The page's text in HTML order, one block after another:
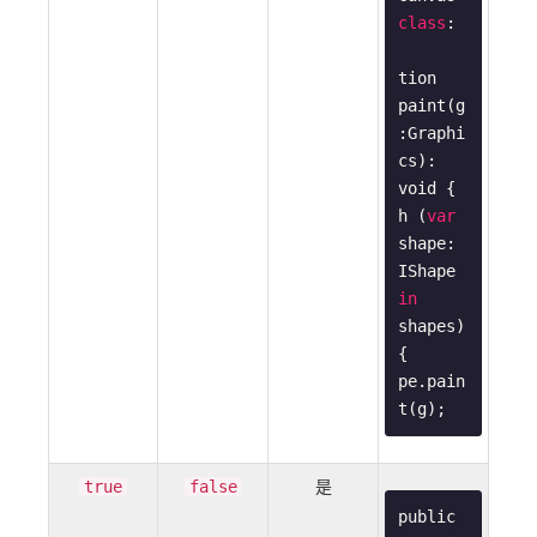
class :
tion
paint (g
:Graphi
cs
void
{
h (var
shape:
in
shapes)
{
pe.pain
t(g);
true false 是
public